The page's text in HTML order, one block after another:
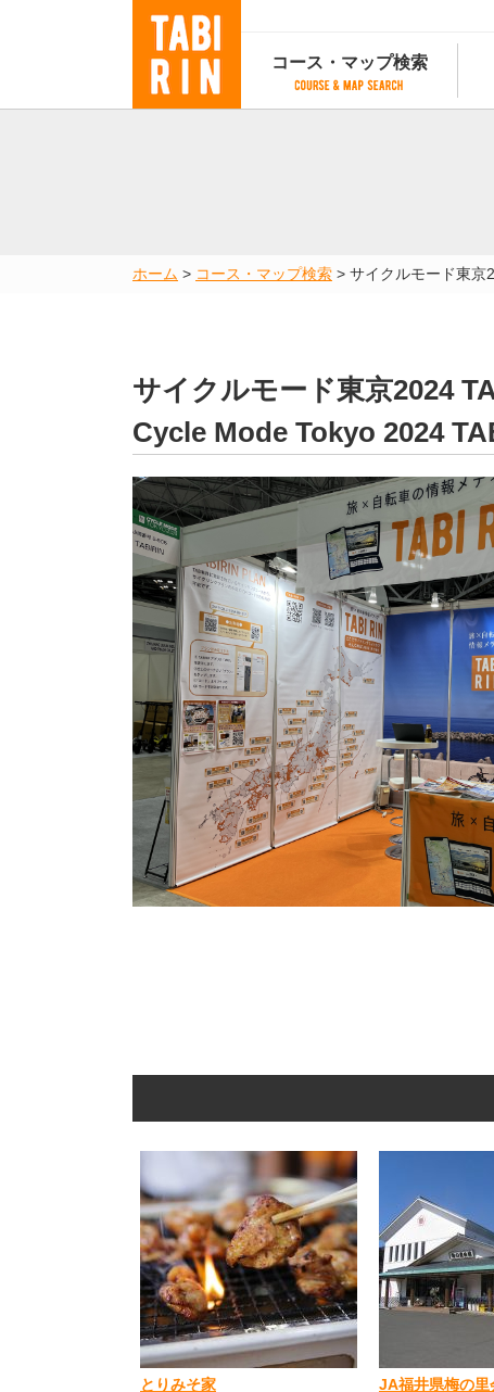
コース・マップ検索
地図から検索
都道府
ホーム > コース・マップ検索 > サイクルモード東京
サイクルモード東京2024
Cycle Mode Tokyo 2024
とりみそ家 JA福井県梅の里